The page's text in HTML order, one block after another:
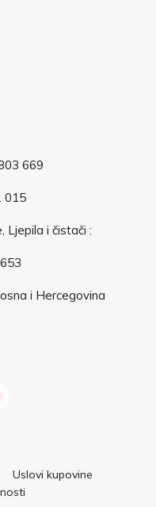
669
015
Ljepila i čistači :
i Hercegovina
Uslovi kupovine